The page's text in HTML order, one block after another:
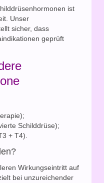
ist
Unser
sicher, dass
geprüft
Schilddrüse);
+ T4).
Wirkungseintritt auf
bei unzureichender